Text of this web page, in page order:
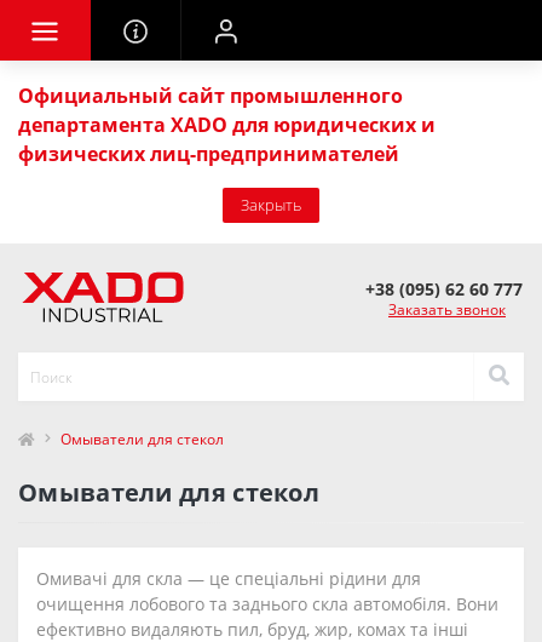
Официальный сайт промышленного
департамента XADO для юридических и
физических лиц-предпринимателей
Закрыть
+38 (095) 62 60 777
Заказать звонок
Омыватели для стекол
Омыватели для стекол
Омивачі для скла — це спеціальні рідини для
очищення лобового та заднього скла автомобіля. Вони
ефективно видаляють пил, бруд, жир, комах та інші